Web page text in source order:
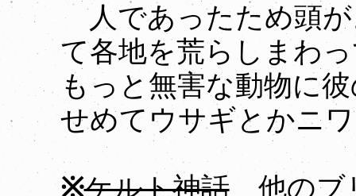
人であったため頭が
て各地を荒らしまわ
もっと無害な動物に
せめてウサギとかニ
※ケルト神話他のブ